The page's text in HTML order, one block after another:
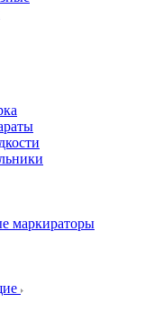
маркираторы